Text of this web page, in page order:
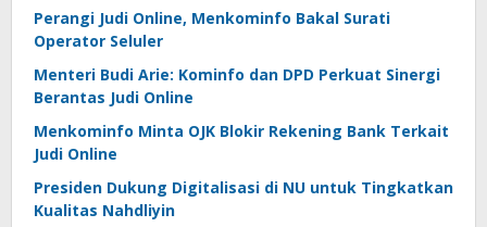
Perangi Judi Online, Menkominfo Bakal Surati
Operator Seluler
Menteri Budi Arie: Kominfo dan DPD Perkuat Sinergi
Berantas Judi Online
Menkominfo Minta OJK Blokir Rekening Bank Terkait
Judi Online
Presiden Dukung Digitalisasi di NU untuk Tingkatkan
Kualitas Nahdliyin